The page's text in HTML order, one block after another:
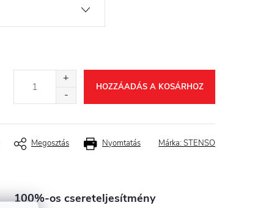
HOZZÁADÁS A KOSÁRHOZ
Nyomtatás
Megosztás Márka: STENSO
100%-os csereteljesítmény